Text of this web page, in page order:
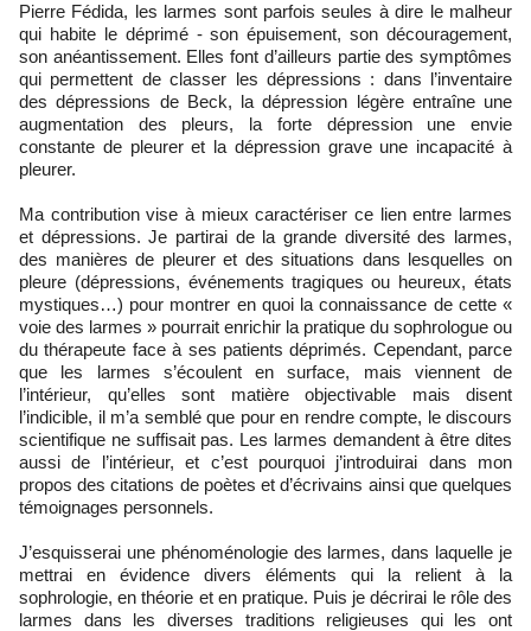
Pierre Fédida, les larmes sont parfois seules à dire le malheur
qui habite le déprimé - son épuisement, son découragement,
son anéantissement. Elles font d’ailleurs partie des symptômes
qui permettent de classer les dépressions : dans l’inventaire
des dépressions de Beck, la dépression légère entraîne une
augmentation des pleurs, la forte dépression une envie
constante de pleurer et la dépression grave une incapacité à
pleurer.
Ma contribution vise à mieux caractériser ce lien entre larmes
et dépressions. Je partirai de la grande diversité des larmes,
des manières de pleurer et des situations dans lesquelles on
pleure (dépressions, événements tragiques ou heureux, états
mystiques…) pour montrer en quoi la connaissance de cette «
voie des larmes » pourrait enrichir la pratique du sophrologue ou
du thérapeute face à ses patients déprimés. Cependant, parce
que les larmes s’écoulent en surface, mais viennent de
l’intérieur, qu’elles sont matière objectivable mais disent
l’indicible, il m’a semblé que pour en rendre compte, le discours
scientifique ne suffisait pas. Les larmes demandent à être dites
aussi de l’intérieur, et c’est pourquoi j’introduirai dans mon
propos des citations de poètes et d’écrivains ainsi que quelques
témoignages personnels.
J’esquisserai une phénoménologie des larmes, dans laquelle je
mettrai en évidence divers éléments qui la relient à la
sophrologie, en théorie et en pratique. Puis je décrirai le rôle des
larmes dans les diverses traditions religieuses qui les ont